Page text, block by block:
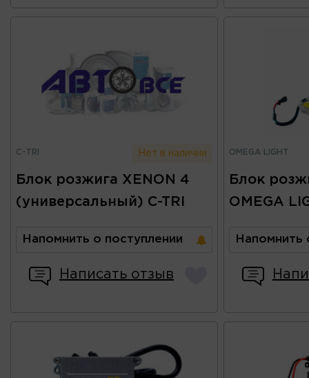
C-TRI Нет в наличии
Блок розжига XENON 4
(универсальный) C-TRI
Напомнить о поступлении
Написать отзыв
OMEGA LIGHT
Блок
OMEGA
Напомнить